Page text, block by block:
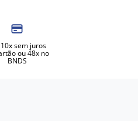
sem juros
ou 48x no
BNDS